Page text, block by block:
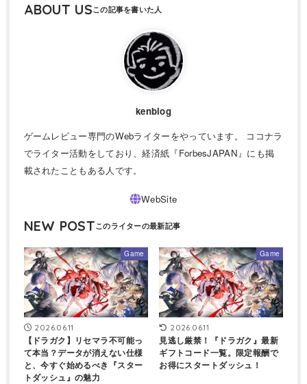
ABOUT US
kenblog
ゲームレビュー専門のWebライターをやっています。 ココナラ
でライター活動をしており、経済紙『ForbesJAPAN』にも掲
載されたこともある人です。
NEW POST
Game
2026.06.11
【ドラガク】リセマラ不可能っ
て本当？データが消えない仕様
と、今すぐ始めるべき『スター
トダッシュ』の魅力
Game
2026.06.11
見逃し厳禁！『ドラガク』最新
ギフトコード一覧。限定報酬で
お得にスタートダッシュ！